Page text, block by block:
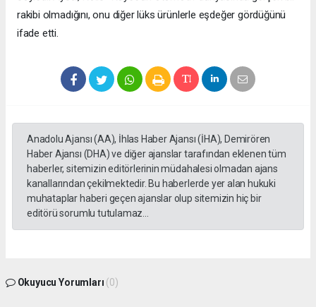
rakibi olmadığını, onu diğer lüks ürünlerle eşdeğer gördüğünü
ifade etti.
Anadolu Ajansı (AA), İhlas Haber Ajansı (İHA), Demirören
Haber Ajansı (DHA) ve diğer ajanslar tarafından eklenen tüm
haberler, sitemizin editörlerinin müdahalesi olmadan ajans
kanallarından çekilmektedir. Bu haberlerde yer alan hukuki
muhataplar haberi geçen ajanslar olup sitemizin hiç bir
editörü sorumlu tutulamaz...
Okuyucu Yorumları (0)